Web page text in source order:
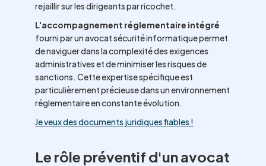
rejaillir sur les dirigeants par ricochet.
L'accompagnement réglementaire intégré
fourni par un avocat sécurité informatique permet
de naviguer dans la complexité des exigences
administratives et de minimiser les risques de
sanctions. Cette expertise spécifique est
particulièrement précieuse dans un environnement
réglementaire en constante évolution.
Je veux des documents juridiques fiables !
Le rôle préventif d'un avocat